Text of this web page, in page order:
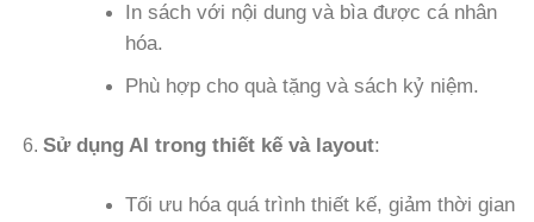
In sách với nội dung và bìa được cá nhân
hóa.
Phù hợp cho quà tặng và sách kỷ niệm.
Sử dụng AI trong thiết kế và layout:
Tối ưu hóa quá trình thiết kế, giảm thời gian